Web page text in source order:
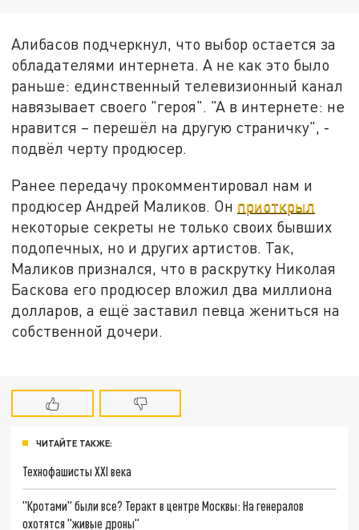
Алибасов подчеркнул, что выбор остается за
обладателями интернета. А не как это было
раньше: единственный телевизионный канал
навязывает своего "героя". "А в интернете: не
нравится – перешёл на другую страничку", -
подвёл черту продюсер.
Ранее передачу прокомментировал нам и
продюсер Андрей Маликов. Он приоткрыл
некоторые секреты не только своих бывших
подопечных, но и других артистов. Так,
Маликов признался, что в раскрутку Николая
Баскова его продюсер вложил два миллиона
долларов, а ещё заставил певца жениться на
собственной дочери.
ЧИТАЙТЕ ТАКЖЕ:
Технофашисты XXI века
"Кротами" были все? Теракт в центре Москвы: На генералов
охотятся "живые дроны"